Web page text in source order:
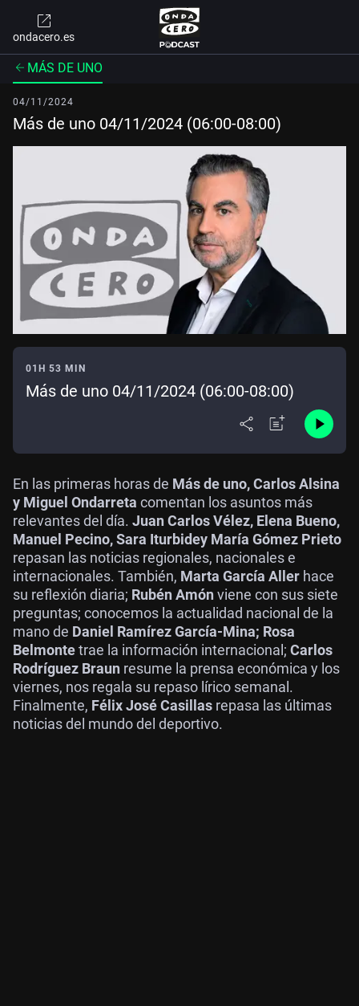
ondacero.es
MÁS DE UNO
04/11/2024
Más de uno 04/11/2024 (06:00-08:00)
01H 53 MIN
Más de uno 04/11/2024 (06:00-08:00)
En las primeras horas de Más de uno, Carlos Alsina
y Miguel Ondarreta comentan los asuntos más
relevantes del día. Juan Carlos Vélez, Elena Bueno,
Manuel Pecino, Sara Iturbidey María Gómez Prieto
repasan las noticias regionales, nacionales e
internacionales. También, Marta García Aller hace
su reflexión diaria; Rubén Amónviene con sus siete
preguntas; conocemos la actualidad nacional de la
mano de Daniel Ramírez García-Mina; Rosa
Belmontetrae la información internacional; Carlos
Rodríguez Braun resume la prensa económica y los
viernes, nos regala su repaso lírico semanal.
Finalmente, Félix José Casillas repasa las últimas
noticias del mundo del deportivo.